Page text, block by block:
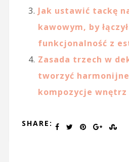
Jak ustawić tackę
kawowym, by
funkcjonalność z
Zasada trzech w
tworzyć
kompozycje wnętrz
SHARE: